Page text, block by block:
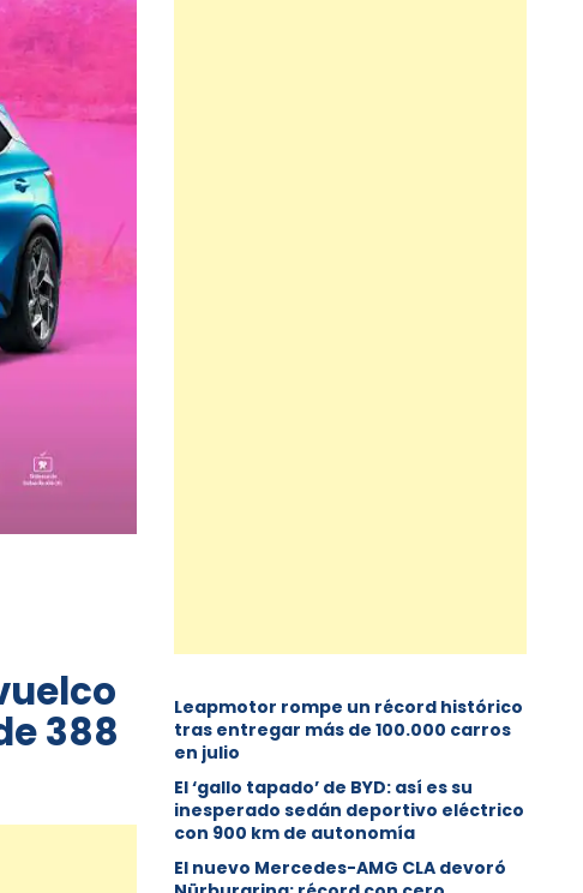
388
Leapmotor rompe un récord histórico
tras entregar más de 100.000 carros
en julio
El ‘gallo tapado’ de BYD: así es su
inesperado sedán deportivo eléctrico
con 900 km de autonomía
El nuevo Mercedes-AMG CLA devoró